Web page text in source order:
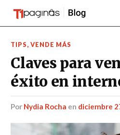
TIPS,VENDE MÁS
Claves para
éxito en
por Nydia Rocha en diciembre